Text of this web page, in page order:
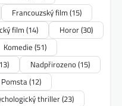
Francouzský film (15)
film (14) Horor(30)
Komedie (51)
Nadpřirozeno(15)
Pomsta(12)
thriller(23)